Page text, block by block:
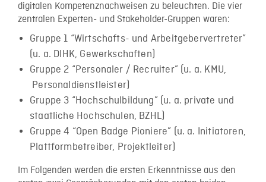
digitalen Kompetenznachweisen zu beleuchten. Die vier
zentralen Experten- und Stakeholder-Gruppen waren:
Gruppe 1 “Wirtschafts- und Arbeitgebervertreter”
(u. a. DIHK, Gewerkschaften)
Gruppe 2 “Personaler / Recruiter” (u. a. KMU,
Personaldienstleister)
Gruppe 3 “Hochschulbildung” (u. a. private und
staatliche Hochschulen, BZHL)
Gruppe 4 “Open Badge Pioniere” (u. a. Initiatoren,
Plattformbetreiber, Projektleiter)
Im Folgenden werden die ersten Erkenntnisse aus den